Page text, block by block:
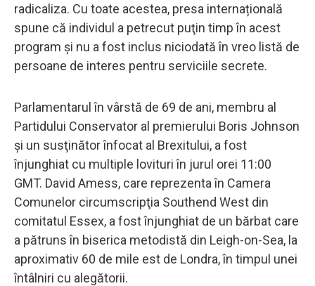
radicaliza. Cu toate acestea, presa internațională
spune că individul a petrecut puţin timp în acest
program şi nu a fost inclus niciodată în vreo listă de
persoane de interes pentru serviciile secrete.
Parlamentarul în vârstă de 69 de ani, membru al
Partidului Conservator al premierului Boris Johnson
şi un susţinător înfocat al Brexitului, a fost
înjunghiat cu multiple lovituri în jurul orei 11:00
GMT. David Amess, care reprezenta în Camera
Comunelor circumscripţia Southend West din
comitatul Essex, a fost înjunghiat de un bărbat care
a pătruns în biserica metodistă din Leigh-on-Sea, la
aproximativ 60 de mile est de Londra, în timpul unei
întâlniri cu alegătorii.